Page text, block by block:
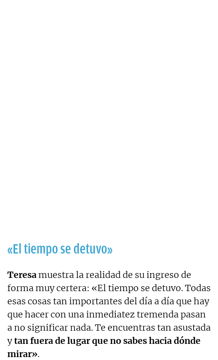
«El tiempo se detuvo»
Teresamuestra la realidad de su ingreso de
forma muy certera: «El tiempo se detuvo. Todas
esas cosas tan importantes del día a día que hay
que hacer con una inmediatez tremenda pasan
a no significar nada. Te encuentras tan asustada
ytan fuera de lugar que no sabes hacia dónde
mirar».